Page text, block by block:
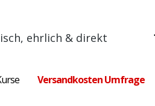
ehrlich & direkt
Versandkosten Umfrage